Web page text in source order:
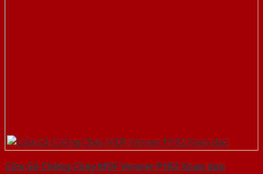
Cửa Gỗ Chống Cháy MDF Veneer P1R2 Xoan dao